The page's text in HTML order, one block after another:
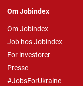
Om Jobindex
Om Jobindex
Job hos Jobindex
For investorer
Presse
#JobsForUkraine